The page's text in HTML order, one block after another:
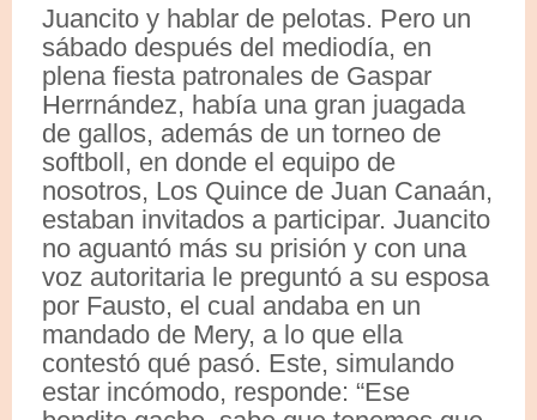
Juancito y hablar de pelotas. Pero un
sábado después del mediodía, en
plena fiesta patronales de Gaspar
Herrnández, había una gran juagada
de gallos, además de un torneo de
softboll, en donde el equipo de
nosotros, Los Quince de Juan Canaán,
estaban invitados a participar. Juancito
no aguantó más su prisión y con una
voz autoritaria le preguntó a su esposa
por Fausto, el cual andaba en un
mandado de Mery, a lo que ella
contestó qué pasó. Este, simulando
estar incómodo, responde: “Ese